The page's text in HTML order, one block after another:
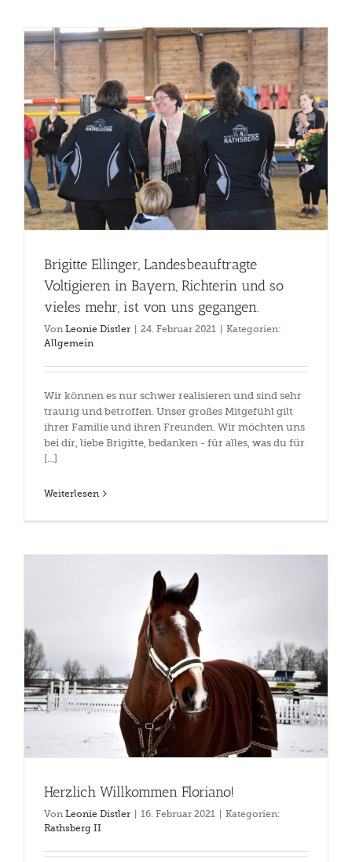
Brigitte Ellinger, Landesbeauftragte
Voltigieren in Bayern, Richterin und so
vieles mehr, ist von uns gegangen.
Von Leonie Distler 24. Februar 2021
Kategorien:
Allgemein
Wir können es nur schwer realisieren und sind sehr
traurig und betroffen. Unser großes Mitgefühl gilt
ihrer Familie und ihren Freunden. Wir möchten uns
bei dir, liebe Brigitte, bedanken - für alles, was du für
[...]
Weiterlesen
Herzlich Willkommen Floriano!
Von Leonie Distler 16. Februar 2021
Kategorien:
Rathsberg II